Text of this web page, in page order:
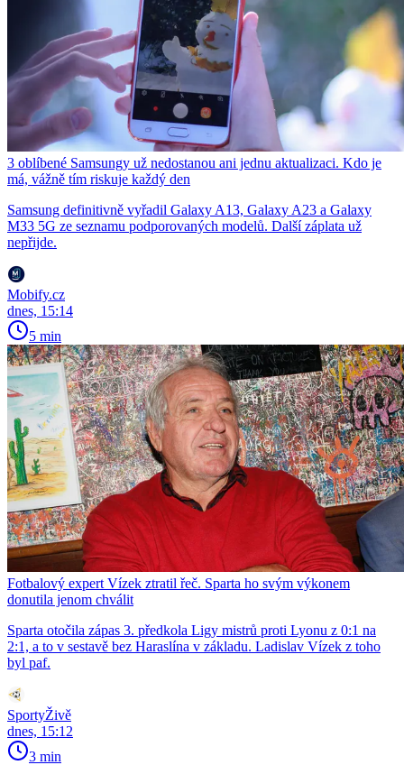
3 oblíbené Samsungy už nedostanou ani jednu aktualizaci. Kdo je
má, vážně tím riskuje každý den
Samsung definitivně vyřadil Galaxy A13, Galaxy A23 a Galaxy
M33 5G ze seznamu podporovaných modelů. Další záplata už
nepřijde.
Mobify.cz
dnes, 15:14
5 min
Fotbalový expert Vízek ztratil řeč. Sparta ho svým výkonem
donutila jenom chválit
Sparta otočila zápas 3. předkola Ligy mistrů proti Lyonu z 0:1 na
2:1, a to v sestavě bez Haraslína v základu. Ladislav Vízek z toho
byl paf.
SportyŽivě
dnes, 15:12
3 min